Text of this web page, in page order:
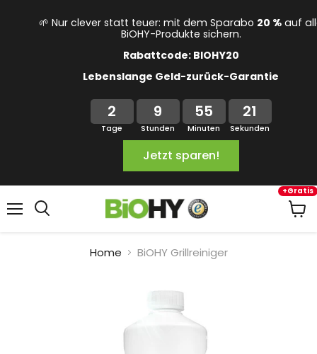
🌱 Nur clever statt teuer: mit dem Sparabo 20 % auf
BiOHY-Produkte sichern.
Rabattcode: BIOHY20
Lebenslange Geld-zurück-Garantie
2
Tage
9
Stunden
55
Minuten
20
Sekunden
Jetzt sparen!
+Gratis
Home BiOHY Grillreiniger